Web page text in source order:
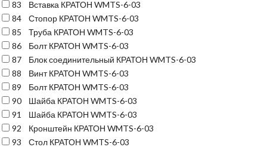
83
Вставка КРАТОН WMTS-6-03
84
Стопор КРАТОН WMTS-6-03
85
Труба КРАТОН WMTS-6-03
86
Болт КРАТОН WMTS-6-03
87
Блок соединительный КРАТОН WMTS-6-03
88
Винт КРАТОН WMTS-6-03
89
Болт КРАТОН WMTS-6-03
90
Шайба КРАТОН WMTS-6-03
91
Шайба КРАТОН WMTS-6-03
92
Кронштейн КРАТОН WMTS-6-03
93
Стол КРАТОН WMTS-6-03